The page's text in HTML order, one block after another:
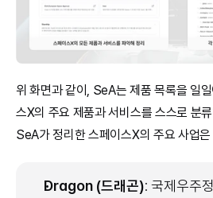
위 화면과 같이, SeA는 제품 목록을 일
스X의 주요 제품과 서비스를 스스로 분
SeA가 정리한 스페이스X의 주요 사업
Dragon (드래곤): 국제우주